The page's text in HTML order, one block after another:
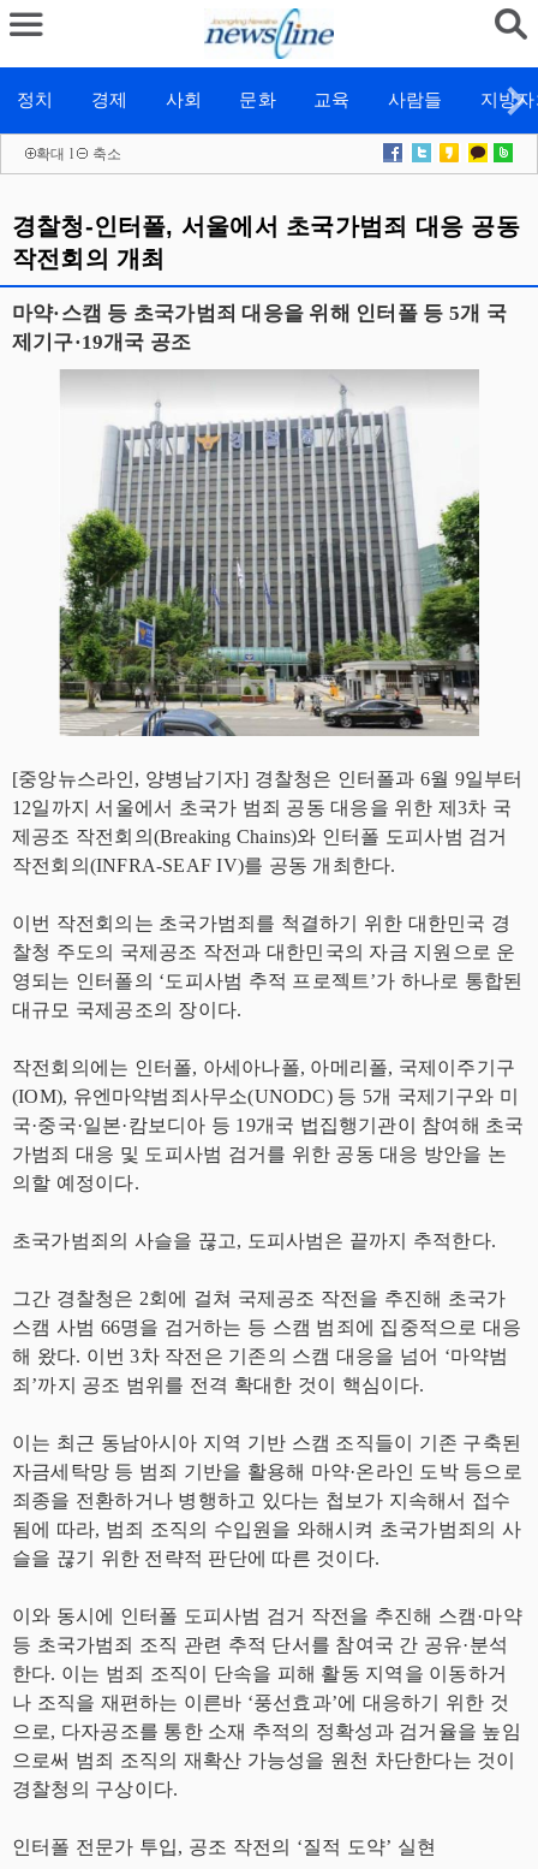
정치 경제 사회 문화 교육 사람들 지방
확대 l 축소
경찰청-인터폴, 서울에서 초국가범죄 대응 공동
작전회의 개최
마약·스캠 등 초국가범죄 대응을 위해 인터폴 등 5개 국
제기구·19개국 공조
[중앙뉴스라인, 양병남기자] 경찰청은 인터폴과 6월 9일부터
12일까지 서울에서 초국가 범죄 공동 대응을 위한 제3차 국
제공조 작전회의(Breaking Chains)와 인터폴 도피사범 검거
작전회의(INFRA-SEAF IV)를 공동 개최한다.
이번 작전회의는 초국가범죄를 척결하기 위한 대한민국 경
찰청 주도의 국제공조 작전과 대한민국의 자금 지원으로 운
영되는 인터폴의 ‘도피사범 추적 프로젝트’가 하나로 통합된
대규모 국제공조의 장이다.
작전회의에는 인터폴, 아세아나폴, 아메리폴, 국제이주기구
(IOM), 유엔마약범죄사무소(UNODC) 등 5개 국제기구와 미
국·중국·일본·캄보디아 등 19개국 법집행기관이 참여해 초국
가범죄 대응 및 도피사범 검거를 위한 공동 대응 방안을 논
의할 예정이다.
초국가범죄의 사슬을 끊고, 도피사범은 끝까지 추적한다.
그간 경찰청은 2회에 걸쳐 국제공조 작전을 추진해 초국가
스캠 사범 66명을 검거하는 등 스캠 범죄에 집중적으로 대응
해 왔다. 이번 3차 작전은 기존의 스캠 대응을 넘어 ‘마약범
죄’까지 공조 범위를 전격 확대한 것이 핵심이다.
이는 최근 동남아시아 지역 기반 스캠 조직들이 기존 구축된
자금세탁망 등 범죄 기반을 활용해 마약·온라인 도박 등으로
죄종을 전환하거나 병행하고 있다는 첩보가 지속해서 접수
됨에 따라, 범죄 조직의 수입원을 와해시켜 초국가범죄의 사
슬을 끊기 위한 전략적 판단에 따른 것이다.
이와 동시에 인터폴 도피사범 검거 작전을 추진해 스캠·마약
등 초국가범죄 조직 관련 추적 단서를 참여국 간 공유·분석
한다. 이는 범죄 조직이 단속을 피해 활동 지역을 이동하거
나 조직을 재편하는 이른바 ‘풍선효과’에 대응하기 위한 것
으로, 다자공조를 통한 소재 추적의 정확성과 검거율을 높임
으로써 범죄 조직의 재확산 가능성을 원천 차단한다는 것이
경찰청의 구상이다.
인터폴 전문가 투입, 공조 작전의 ‘질적 도약’ 실현